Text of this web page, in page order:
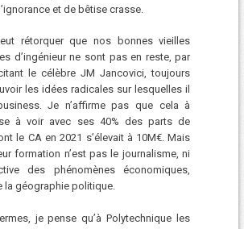
et de bêtise crasse.
rétorquer que nos bonnes vieilles
d’ingénieur ne sont pas en reste, par
le célèbre JM Jancovici, toujours
les idées radicales sur lesquelles il
Je n’affirme pas que cela à
à voir avec ses 40% des parts de
le CA en 2021 s’élevait à 10M€. Mais
formation n’est pas le journalisme, ni
des phénomènes économiques,
la géographie politique.
je pense qu’à Polytechnique les